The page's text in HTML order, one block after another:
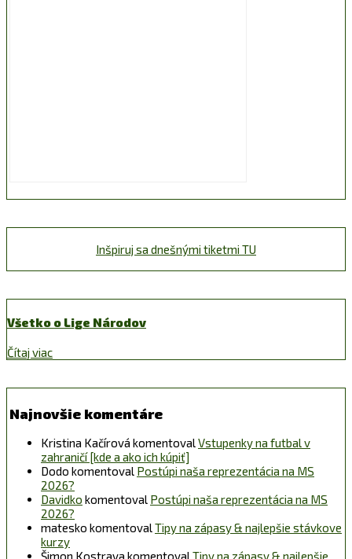
Inšpiruj sa dnešnými tiketmi TU
Všetko o Lige Národov
Čítaj viac
Najnovšie komentáre
Kristina Kačírová komentovalVstupenky na futbal v
zahraničí [kde a ako ich kúpiť]
Dodo komentoval Postúpi naša reprezentácia na MS
2026?
Davidko komentoval Postúpi naša reprezentácia na MS
2026?
matesko komentovalTipy na zápasy & najlepšie stávkove
kurzy